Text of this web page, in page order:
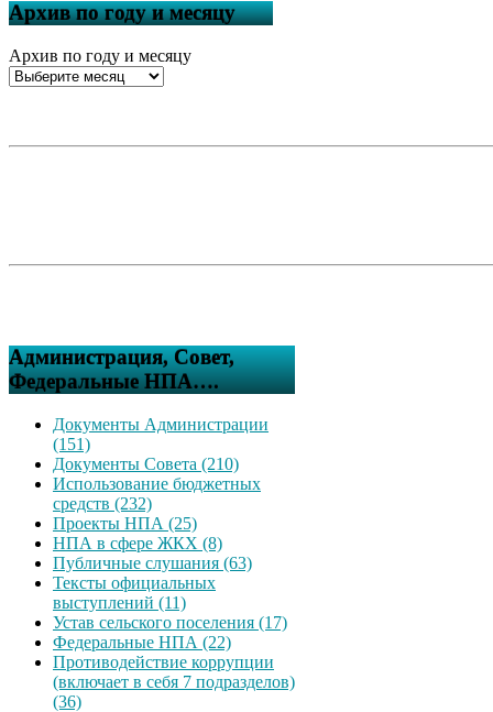
Архив по году и месяцу
Архив по году и месяцу
Администрация, Совет,
Федеральные НПА….
Документы Администрации
(151)
Документы Совета (210)
Использование бюджетных
средств (232)
Проекты НПА (25)
НПА в сфере ЖКХ (8)
Публичные слушания (63)
Тексты официальных
выступлений (11)
Устав сельского поселения (17)
Федеральные НПА (22)
Противодействие коррупции
(включает в себя 7 подразделов)
(36)